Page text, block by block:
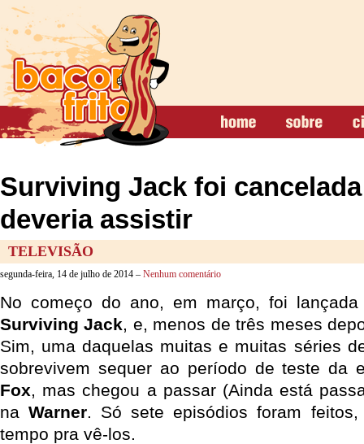
Surviving Jack foi
deveria assistir
TELEVISÃO
segunda-feira, 14 de julho de 2014 – Nenhum comentário
No começo do ano, em março, foi
Surviving Jack, e, menos de três meses
Sim, uma daquelas muitas e muitas séries
sobrevivem sequer ao período de teste da
Fox, mas chegou a passar (Ainda está
naWarner. Só sete episódios foram
tempo pra vê-los.